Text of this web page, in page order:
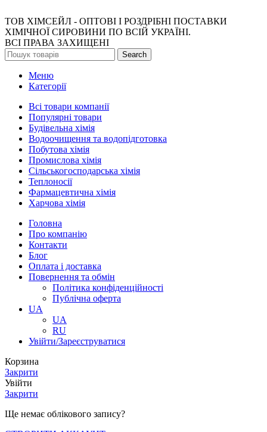
ТОВ ХІМСЕЙЛ - ОПТОВІ І РОЗДРІБНІ ПОСТАВКИ
ХІМІЧНОЇ СИРОВИНИ ПО ВСІЙ УКРАЇНІ.
ВСІ ПРАВА ЗАХИЩЕНІ
Search
Меню
Категорії
Всі товари компанії
Популярні товари
Будівельна хімія
Водоочищення та водопідготовка
Побутова хімія
Промислова хімія
Сільськогосподарська хімія
Теплоносії
Фармацевтична хімія
Харчова хімія
Головна
Про компанію
Контакти
Блог
Оплата і доставка
Повернення та обмін
Політика конфіденційності
Публічна оферта
UA
UA
RU
Увійти/Зареєструватися
Корзина
Закрити
Увійти
Закрити
Ще немає облікового запису?